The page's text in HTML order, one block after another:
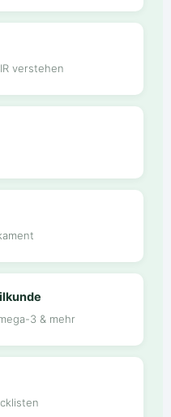
verstehen
3 & mehr